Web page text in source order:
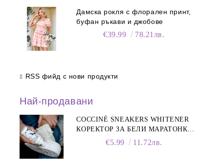
Дамска рокля с флорален принт,
буфан ръкави и джобове
€39.99 78.21лв.
RSS фийд с нови продукти
Най-продавани
COCCINÈ SNEAKERS WHITENER
КОРЕКТОР ЗА БЕЛИ МАРАТОНКИ,
€5.99 11.72лв.